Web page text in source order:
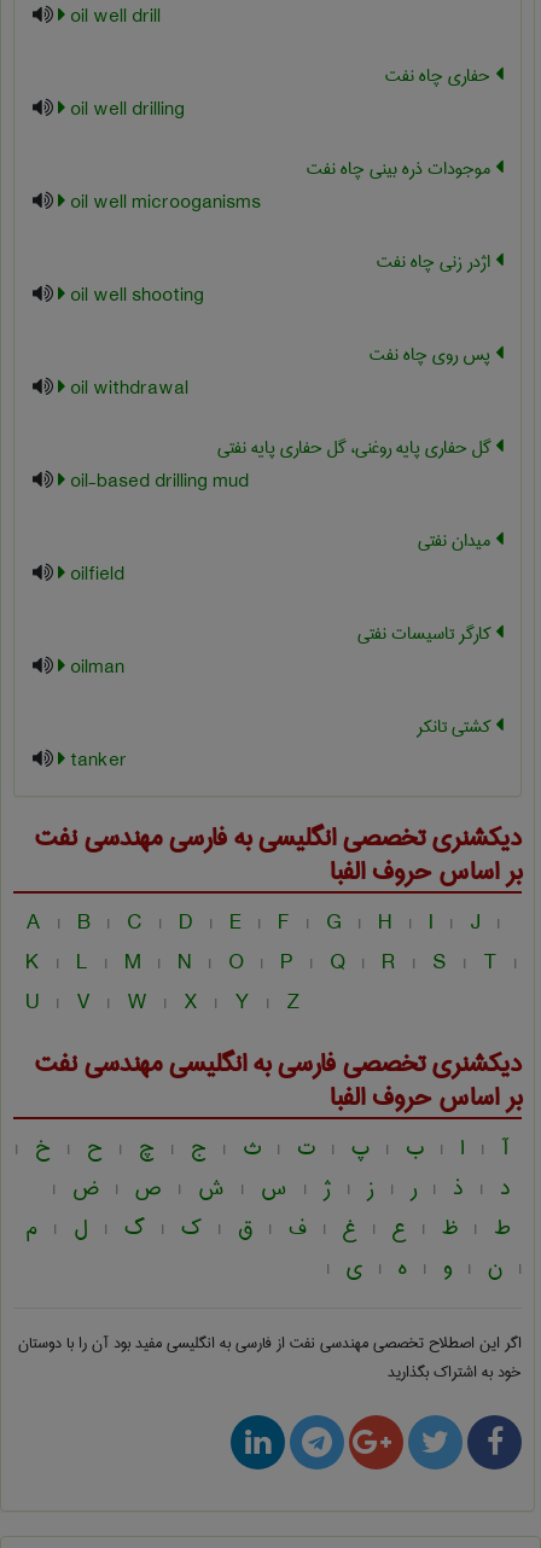
oil well drill
حفاری چاه نفت
oil well drilling
موجودات ذره بینی چاه نفت
oil well microoganisms
اژدر زنی چاه نفت
oil well shooting
پس روی چاه نفت
oil withdrawal
گل حفاری پایه روغنی، گل حفاری پایه نفتی
oil-based drilling mud
میدان نفتی
oilfield
کارگر تاسیسات نفتی
oilman
کشتی تانکر
tanker
دیکشنری تخصصی انگلیسی به فارسیمهندسی نفت
بر اساس حروف الفبا
A | B | C | D | E | F | G | H | I | J |
K | L | M | N | O | P | Q | R | S | T |
U | V | W | X | Y | Z
دیکشنری تخصصی فارسی به انگلیسیمهندسی نفت
بر اساس حروف الفبا
آ | ا | ب | پ | ت | ث | ج | چ | ح | خ |
د | ذ | ر | ز | ژ | س | ش | ص | ض |
ط | ظ | ع | غ | ف | ق | ک | گ | ل | م
| ن | و | ه | ی |
اگر این اصطلاح تخصصیمهندسی نفت از فارسی به انگلیسیمفید بود آن را با دوستان
خود به اشتراک بگذارید